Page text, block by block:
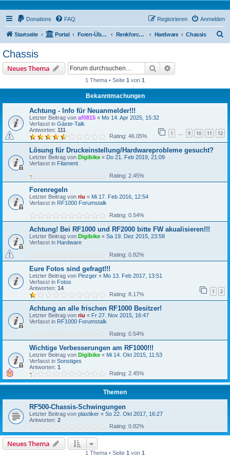
Donations FAQ Anmelden
Registrieren
Startseite Portal Foren-Übersicht Renkforce RF500 Forum Hardware Chassis
Chassis
Neues Thema Suche
1 Thema • Seite 1 von 1
Bekanntmachungen
Achtung - Info für Neuanmelder!!!
Letzter Beitrag von af0815 « Mo 14. Apr 2025, 15:32
Verfasst in Gäste-Talk
Antworten: 111 1 … 9 10 11 12
Rating: 46.05%
Lösung für Druckeinstellung/Hardwareprobleme gesucht?
Letzter Beitrag von Digibike « Do 21. Feb 2019, 21:09
Verfasst in Filament
Rating: 2.45%
Forenregeln
Letzter Beitrag von riu « Mi 17. Feb 2016, 12:54
Verfasst in RF1000 Forumstalk
Rating: 0.54%
Achtung! Bei RF1000 und RF2000 bitte FW akualisieren!!!
Letzter Beitrag von Digibike « Sa 19. Dez 2015, 23:58
Verfasst in Hardware
Rating: 0.82%
Eure Fotos sind gefragt!!!
Letzter Beitrag von Pinzger « Mo 13. Feb 2017, 13:51
Verfasst in Fotos
Antworten: 14 1 2
Rating: 8.17%
Achtung an alle frischen RF1000 Besitzer!
Letzter Beitrag von riu « Fr 27. Nov 2015, 16:47
Verfasst in RF1000 Forumstalk
Rating: 0.54%
Wichtige Verbesserungen am RF1000!!!
Letzter Beitrag von Digibike « Mi 14. Okt 2015, 11:53
Verfasst in Sonstiges
Antworten: 1
Rating: 2.45%
Themen
RF500-Chassis-Schwingungen
Letzter Beitrag von plastiker « So 22. Okt 2017, 16:27
Antworten: 2
Rating: 0.82%
Neues Thema
1 Thema • Seite 1 von 1